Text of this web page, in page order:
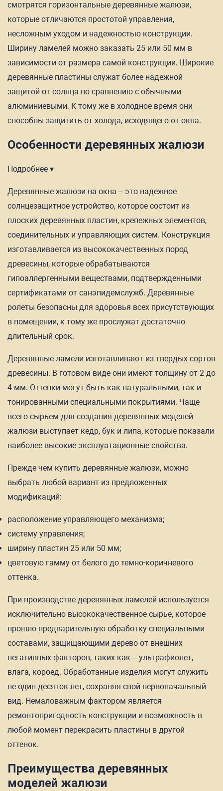
смотрятся горизонтальные деревянные жалюзи,
которые отличаются простотой управления,
несложным уходом и надежностью конструкции.
Ширину ламелей можно заказать 25 или 50 мм в
зависимости от размера самой конструкции. Широкие
деревянные пластины служат более надежной
защитой от солнца по сравнению с обычными
алюминиевыми. К тому же в холодное время они
способны защитить от холода, исходящего от окна.
Особенности деревянных жалюзи
Подробнее ▾
Деревянные жалюзи на окна – это надежное
солнцезащитное устройство, которое состоит из
плоских деревянных пластин, крепежных элементов,
соединительных и управляющих систем. Конструкция
изготавливается из высококачественных пород
древесины, которые обрабатываются
гипоаллергенными веществами, подтвержденными
сертификатами от санэпидемслужб. Деревянные
ролеты безопасны для здоровья всех присутствующих
в помещении, к тому же прослужат достаточно
длительный срок.
Деревянные ламели изготавливают из твердых сортов
древесины. В готовом виде они имеют толщину от 2 до
4 мм. Оттенки могут быть как натуральными, так и
тонированными специальными покрытиями. Чаще
всего сырьем для создания деревянных моделей
жалюзи выступает кедр, бук и липа, которые показали
наиболее высокие эксплуатационные свойства.
Прежде чем купить деревянные жалюзи, можно
выбрать любой вариант из предложенных
модификаций:
расположение управляющего механизма;
систему управления;
ширину пластин 25 или 50 мм;
цветовую гамму от белого до темно-коричневого
оттенка.
При производстве деревянных ламелей используется
исключительно высококачественное сырье, которое
прошло предварительную обработку специальными
составами, защищающими дерево от внешних
негативных факторов, таких как – ультрафиолет,
влага, короед. Обработанные изделия могут служить
не один десяток лет, сохраняя свой первоначальный
вид. Немаловажным фактором является
ремонтопригодность конструкции и возможность в
любой момент перекрасить пластины в другой
оттенок.
Преимущества деревянных
моделей жалюзи